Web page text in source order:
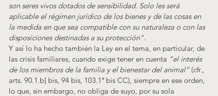
son seres vivos dotados de sensibilidad. Solo les será
aplicable el régimen jurídico de los bienes y de las cosas en
la medida en que sea compatible con su naturaleza o con las
disposiciones destinadas a su protección”.
Y así lo ha hecho también la Ley en el tema, en particular, de
las crisis familiares, cuando exige tener en cuenta “el interés
de los miembros de la familia y el bienestar del animal” (cfr.,
arts. 90.1.b] bis, 94 bis, 103.1ª bis CC), siempre en ese orden,
lo que, sin embargo, no obliga de suyo, por su sola